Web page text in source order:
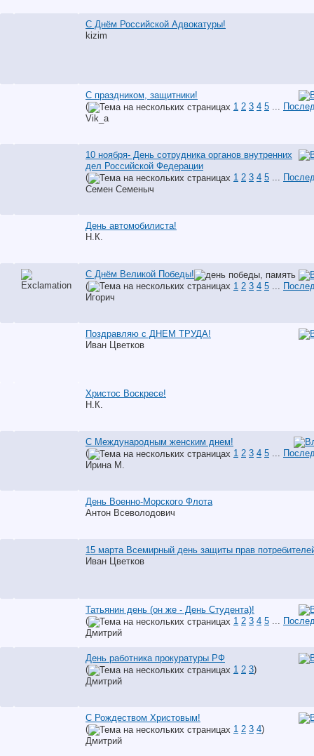
С Днём Российской Адвокатуры!
kizim
С праздником, защитники!
(
1 2 3 4 5 ...
Vik_a
10 ноября- День сотрудника органов внутренних
дел Российской Федерации
(
1 2 3 4 5 ...
Семен Семеныч
День автомобилиста!
Н.К.
С Днём Великой Победы!
(
1 2 3 4 5
Игорич
Поздравляю с ДНЕМ ТРУДА!
Иван Цветков
Христос Воскресе!
Н.К.
С Международным женским днем!
(
1 2 3 4 5 ...
Ирина М.
День Военно-Морского Флота
Антон Всеволодович
15 марта Всемирный день защиты прав
Иван Цветков
Татьянин день (он же - День Студента)!
(
1 2 3 4 5 ...
Дмитрий
День работника прокуратуры РФ
(
1 2 3)
Дмитрий
С Рождеством Христовым!
(
1 2 3 4)
Дмитрий